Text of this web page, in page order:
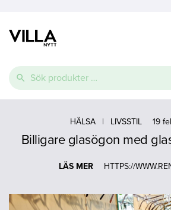
till
innehåll
Sök
efter:
Glasfiberpool
Ovanmarkspooler
Lamelltäcke
Swimspa
HÄLSA | LIVSSTIL 19
Billigare glasögon med
LÄS MER HTTPS://